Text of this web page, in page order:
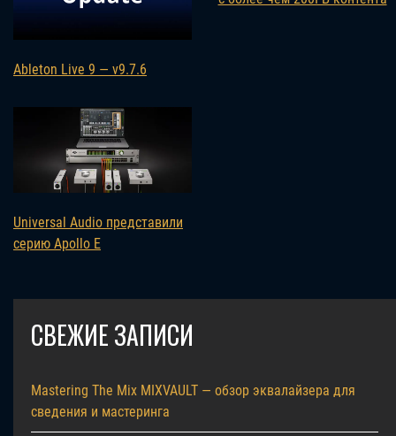
Ableton Live 9 — v9.7.6
Universal Audio представили
серию Apollo E
СВЕЖИЕ ЗАПИСИ
Mastering The Mix MIXVAULT — обзор эквалайзера для
сведения и мастеринга